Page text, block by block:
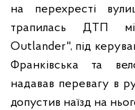
на перехресті
трапилась ДТП
Outlander", під
Франківська та
надавав перевагу в
допустив наїзд на